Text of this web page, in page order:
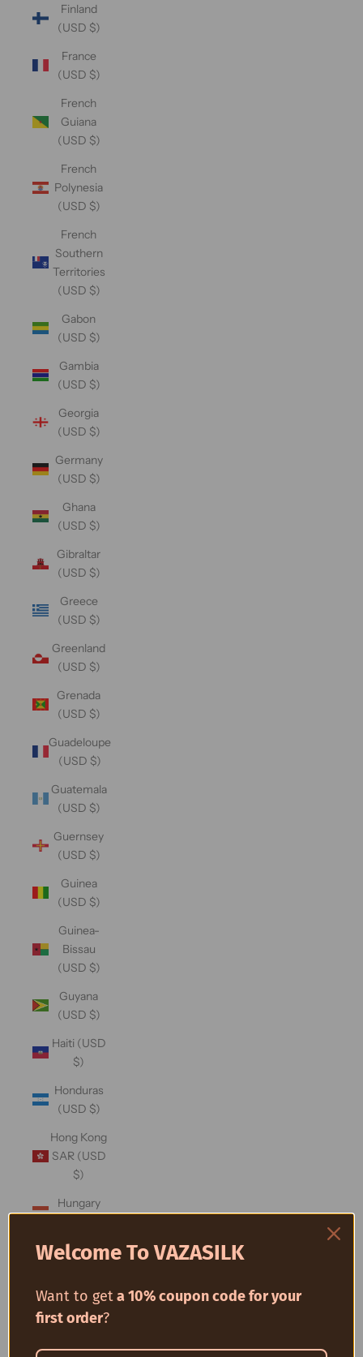
Finland
(USD $)
France
(USD $)
French
Guiana
(USD $)
French
Polynesia
(USD $)
French
Southern
Territories
(USD $)
Gabon
(USD $)
Gambia
(USD $)
Georgia
(USD $)
Germany
(USD $)
Ghana
(USD $)
Gibraltar
(USD $)
Greece
(USD $)
Greenland
(USD $)
Grenada
(USD $)
Guadeloupe
(USD $)
Guatemala
(USD $)
Guernsey
(USD $)
Guinea
(USD $)
Guinea-
Bissau
(USD $)
Guyana
(USD $)
Haiti (USD
$)
Honduras
(USD $)
Hong Kong
SAR (USD
$)
Hungary
Iceland
India (USD
$)
Welcome To VAZASILK
Want to geta 10% coupon code for your
first order?